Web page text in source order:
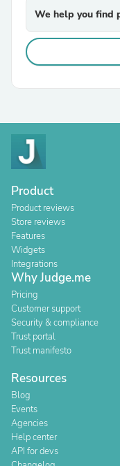
We help you find
Product
Product reviews
Store reviews
Features
Widgets
Integrations
Why Judge.me
Pricing
Customer support
Security & compliance
Trust portal
Trust manifesto
Resources
Blog
Events
Agencies
Help center
API for devs